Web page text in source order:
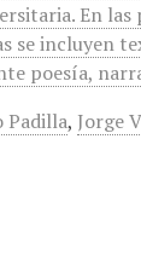
En las
se incluyen
poesía,
Padilla, Jorge